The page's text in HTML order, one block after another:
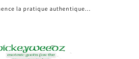
la pratique authentique...